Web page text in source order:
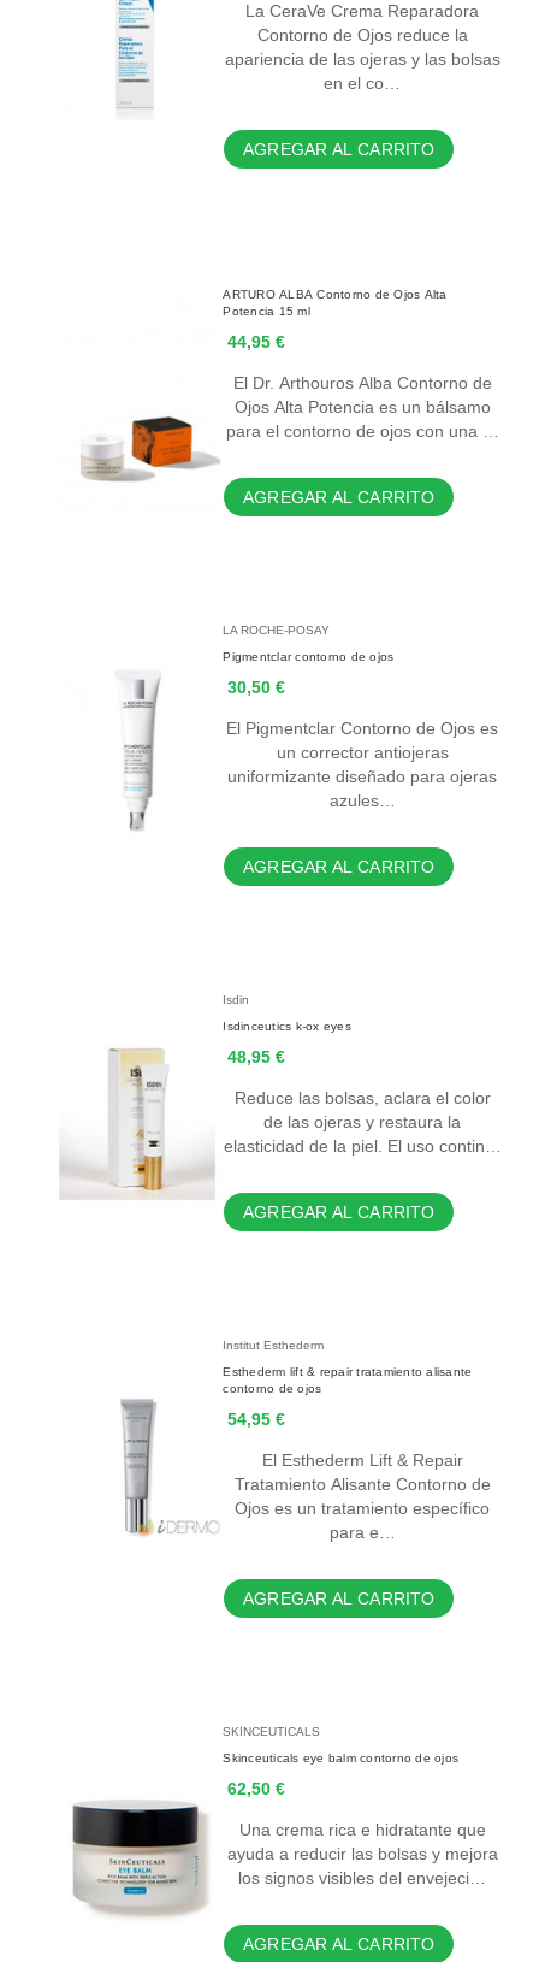
La CeraVe Crema Reparadora
Contorno de Ojos reduce la
apariencia de las ojeras y las bolsas
en el co…
AGREGAR AL CARRITO
ARTURO ALBA Contorno de Ojos Alta
Potencia 15 ml
44,95 €
El Dr. Arthouros Alba Contorno de
Ojos Alta Potencia es un bálsamo
para el contorno de ojos con una …
AGREGAR AL CARRITO
LA ROCHE-POSAY
Pigmentclar contorno de ojos
30,50 €
El Pigmentclar Contorno de Ojos es
un corrector antiojeras
uniformizante diseñado para ojeras
azules…
AGREGAR AL CARRITO
Isdin
Isdinceutics k-ox eyes
48,95 €
Reduce las bolsas, aclara el color
de las ojeras y restaura la
elasticidad de la piel. El uso contin…
AGREGAR AL CARRITO
Institut Esthederm
Esthederm lift & repair tratamiento alisante
contorno de ojos
54,95 €
El Esthederm Lift & Repair
Tratamiento Alisante Contorno de
Ojos es un tratamiento específico
para e…
AGREGAR AL CARRITO
SKINCEUTICALS
Skinceuticals eye balm contorno de ojos
62,50 €
Una crema rica e hidratante que
ayuda a reducir las bolsas y mejora
los signos visibles del envejeci…
AGREGAR AL CARRITO